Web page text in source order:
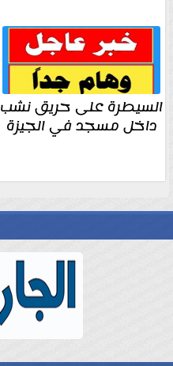
السيطرة على حريق نشب
داخل مسجد في الجيزة